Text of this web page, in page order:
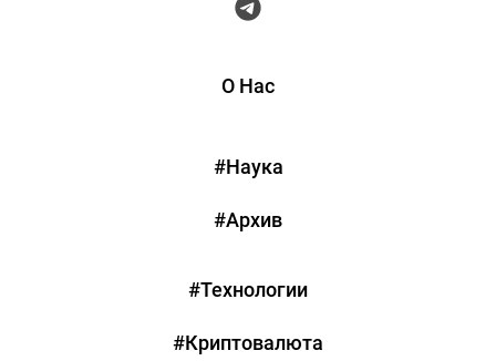
О Нас
#Наука
#Архив
#Технологии
#Криптовалюта